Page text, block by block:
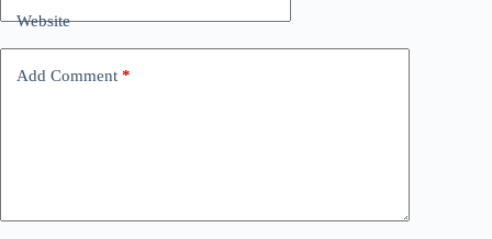
Website
Add Comment *